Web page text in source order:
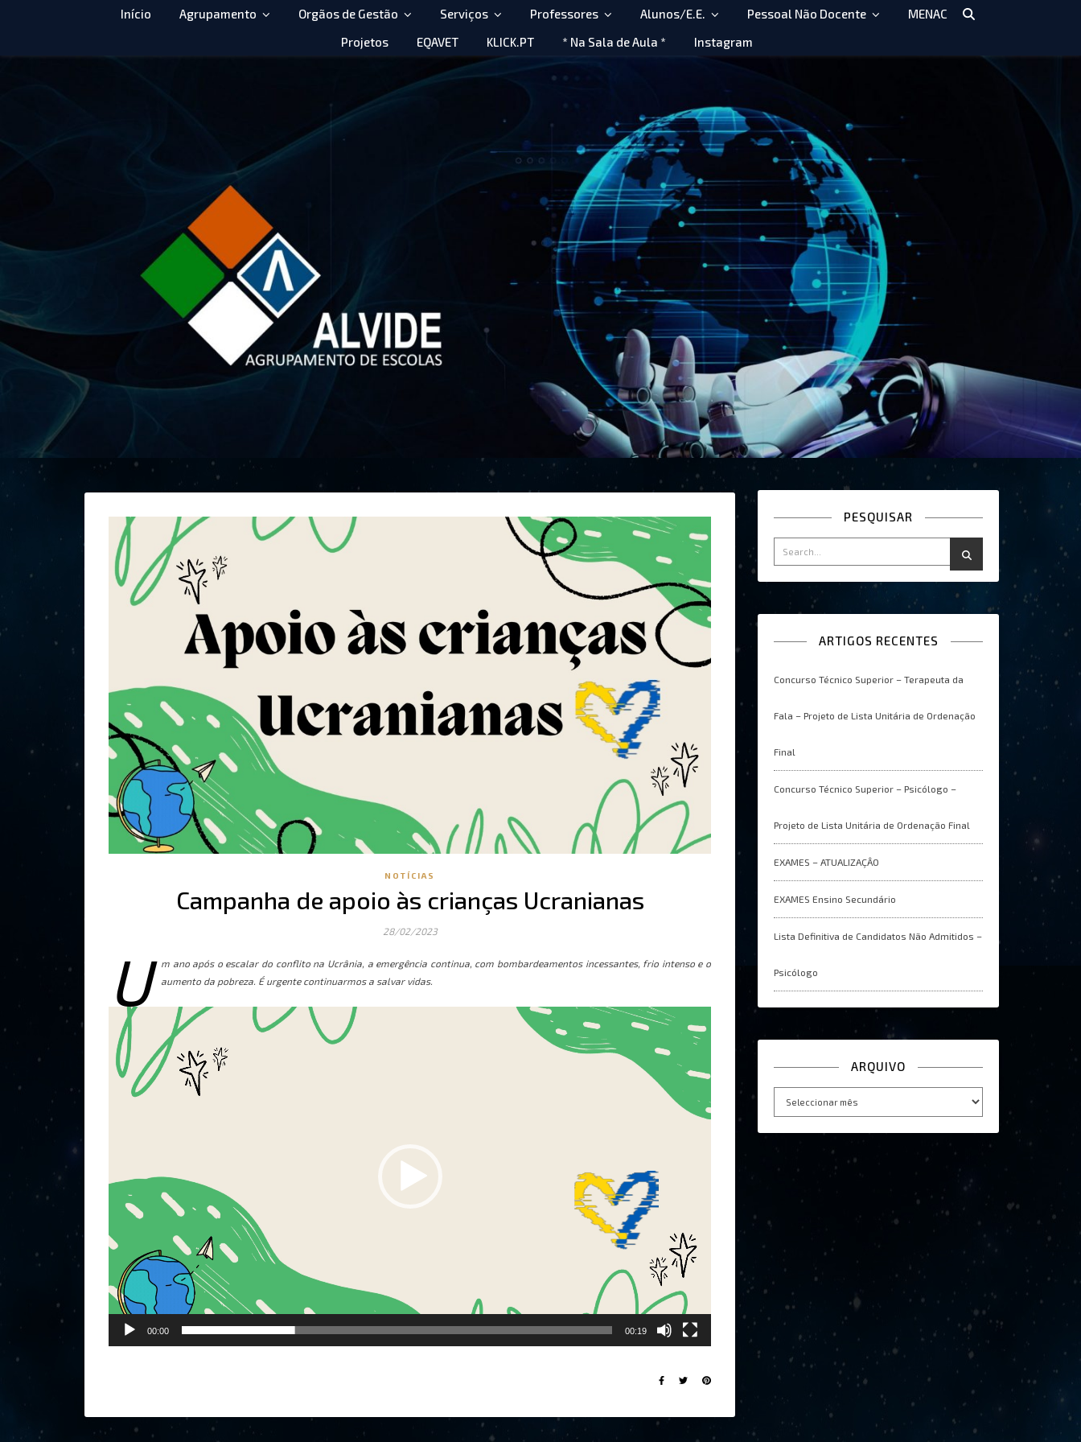
Início Agrupamento Orgãos de Gestão Serviços Professores Alunos/E.E. Pessoal Não Docente
MENAC
Projetos
EQAVET KLICK.PT * Na Sala de Aula * Instagram
NOTÍCIAS
Campanha de apoio às crianças Ucranianas
28/02/2023
U
m ano após o escalar do conflito na Ucrânia, a emergência continua, com bombardeamentos incessantes, frio intenso e o
aumento da pobreza. É urgente continuarmos a salvar vidas.
Reprodutor
vídeo
00:00 00:19
PESQUISAR
ARTIGOS RECENTES
Concurso Técnico Superior – Terapeuta da
Fala – Projeto de Lista Unitária de Ordenação
Final
Concurso Técnico Superior – Psicólogo –
Projeto de Lista Unitária de Ordenação Final
EXAMES – ATUALIZAÇÂO
EXAMES Ensino Secundário
Lista Definitiva de Candidatos Não Admitidos –
Psicólogo
ARQUIVO
Arquivo